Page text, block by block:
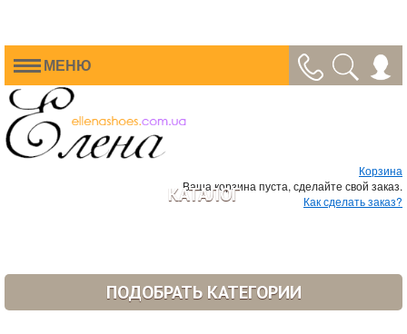
МЕНЮ
Корзина
Ваша корзина пуста, сделайте свой заказ.
Как сделать заказ?
КАТАЛОГ
ПОДОБРАТЬ КАТЕГОРИИ